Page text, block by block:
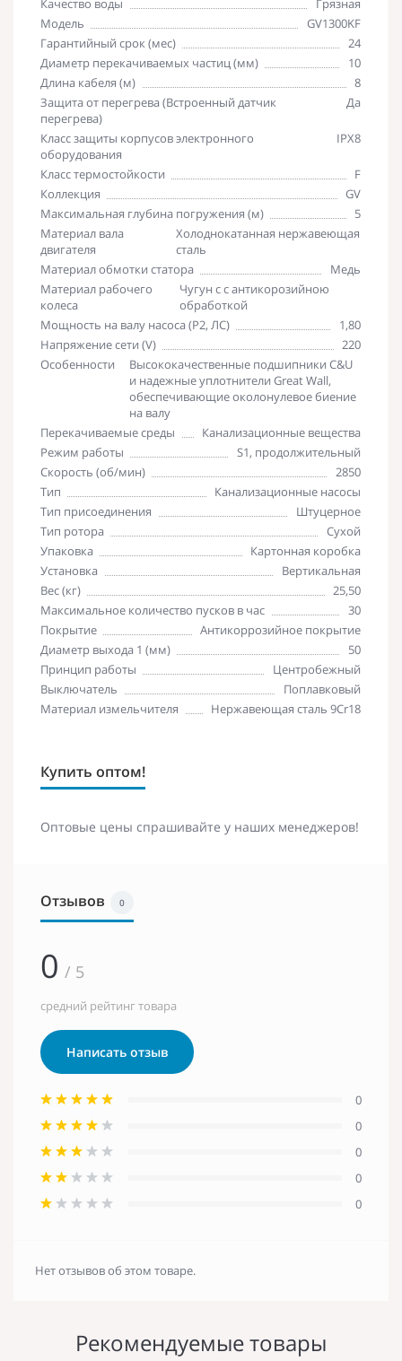
Качество воды
Грязная
Модель
GV1300KF
Гарантийный срок (мес)
24
Диаметр перекачиваемых частиц (мм)
10
Длина кабеля (м)
8
Защита от перегрева (Встроенный датчик
перегрева)
Да
Класс защиты корпусов электронного
оборудования
IPX8
Класс термостойкости
F
Коллекция
GV
Максимальная глубина погружения (м)
5
Материал вала
двигателя
Холоднокатанная нержавеющая
сталь
Материал обмотки статора
Медь
Материал рабочего
колеса
Чугун с с антикорозийною
обработкой
Мощность на валу насоса (P2, ЛС)
1,80
Напряжение сети (V)
220
Особенности
Высококачественные подшипники C&U
и надежные уплотнители Great Wall,
обеспечивающие околонулевое биение
на валу
Перекачиваемые среды
Канализационные вещества
Режим работы
S1, продолжительный
Скорость (об/мин)
2850
Тип
Канализационные насосы
Тип присоединения
Штуцерное
Тип ротора
Сухой
Упаковка
Картонная коробка
Установка
Вертикальная
Вес (кг)
25,50
Максимальное количество пусков в час
30
Покрытие
Антикоррозийное покрытие
Диаметр выхода 1 (мм)
50
Принцип работы
Центробежный
Выключатель
Поплавковый
Материал измельчителя
Нержавеющая сталь 9Cr18
Купить оптом!
Оптовые цены спрашивайте у наших менеджеров!
Отзывов 0
0 / 5
средний рейтинг товара
Написать отзыв
0
0
0
0
0
Нет отзывов об этом товаре.
Рекомендуемые товары